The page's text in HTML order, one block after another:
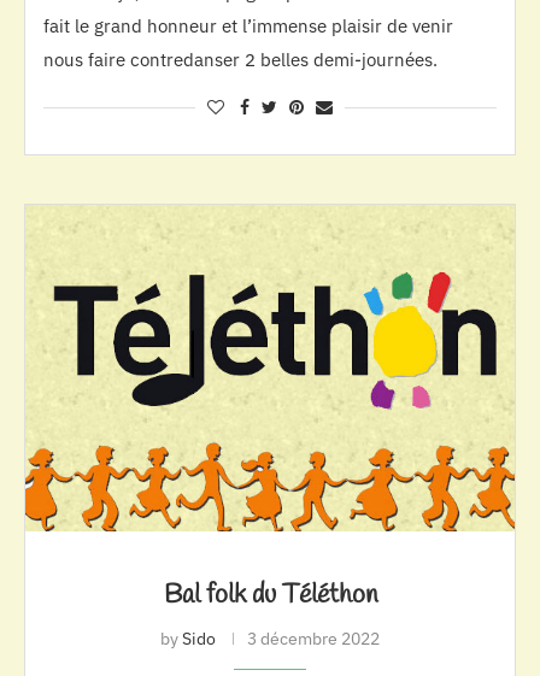
fait le grand honneur et l’immense plaisir de venir
nous faire contredanser 2 belles demi-journées.
Bal folk du Téléthon
bySido 3 décembre 2022